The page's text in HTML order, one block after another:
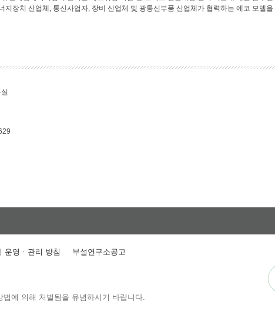
지장치 산업체, 통신사업자, 장비 산업체 및 광통신부품 산업체가 협력하는 에코 모델
운영ㆍ관리 방침 부설연구소공고
에 의해 처벌됨을 유념하시기 바랍니다.